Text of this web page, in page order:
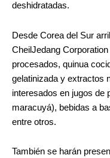
deshidratadas.
Desde Corea del Sur
CheilJedang
procesados, quinua
gelatinizada y extractos
interesados en jugos de
maracuyá), bebidas a
entre otros.
También se harán